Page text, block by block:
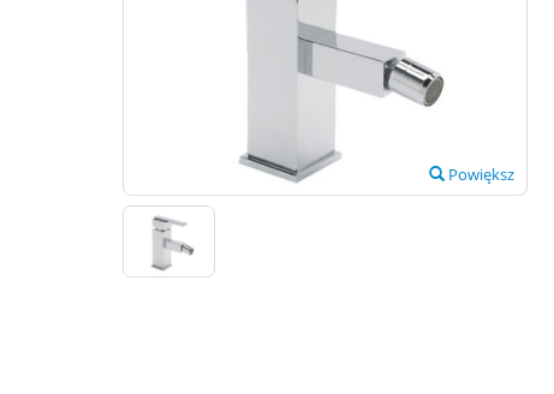
Powiększ